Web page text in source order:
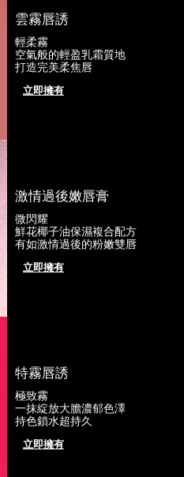
雲霧唇誘
輕柔霧
空氣般的輕盈乳霜質地
打造完美柔焦唇
立即擁有
激情過後嫩唇膏
微閃耀
鮮花椰子油保濕複合配方
有如激情過後的粉嫩雙唇
立即擁有
特霧唇誘
極致霧
一抹綻放大膽濃郁色澤
持色鎖水超持久
立即擁有